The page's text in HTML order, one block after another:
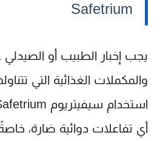
Safetrium
يجب إخبار الطبيب أو
والمكملات الغذائية التي
استخدام سيفيتريوم Safetrium
أي تفاعلات دوائية ضارة،